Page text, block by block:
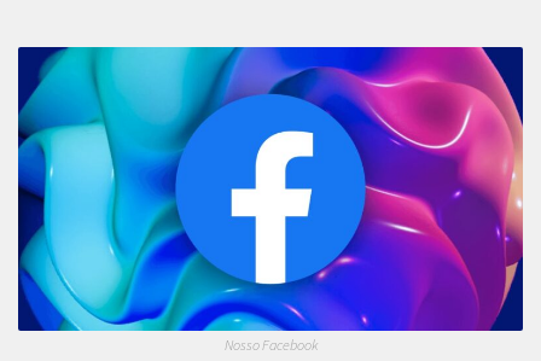
Nosso Facebook